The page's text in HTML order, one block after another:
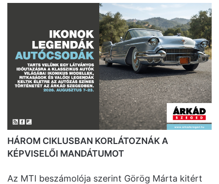
HÁROM CIKLUSBAN KORLÁTOZNÁK A
KÉPVISELŐI MANDÁTUMOT
Az MTI beszámolója szerint Görög Márta kitért